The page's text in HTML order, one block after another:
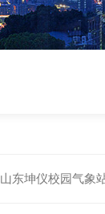
山东坤仪校园气象